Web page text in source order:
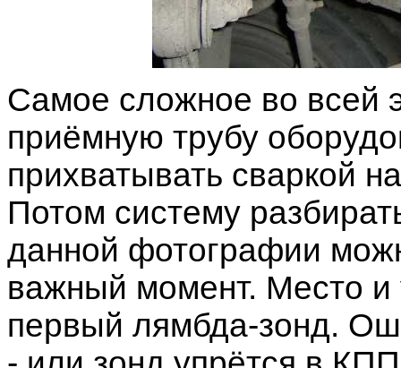
Самое сложное во всей
приёмную трубу
прихватывать сваркой
Потом систему
данной фотографии
важный момент. Место и
первый лямбда-зонд.